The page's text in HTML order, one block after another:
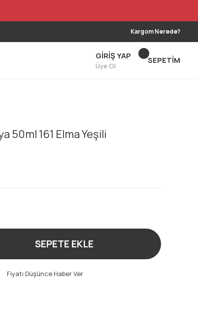
Kargom Nerede?
GİRİŞ YAP
Üye Ol
SEPETİM
50ml 161 Elma Yeşili
SEPETE EKLE
Fiyatı Düşünce Haber Ver